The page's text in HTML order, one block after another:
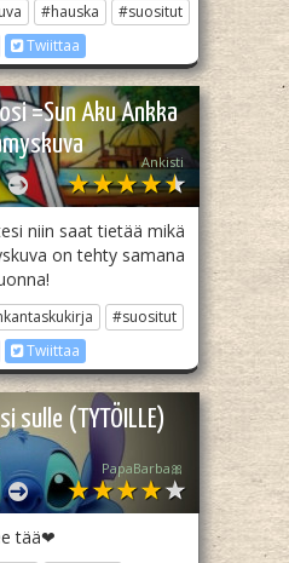
#hauska
#suositut
Twiittaa
=Sun Aku Ankka
Ankisti
niin saat tietää mikä
on tehty samana
#suositut
Twiittaa
sulle (TYTÖILLE)
PapaBarba🎀
tää❤